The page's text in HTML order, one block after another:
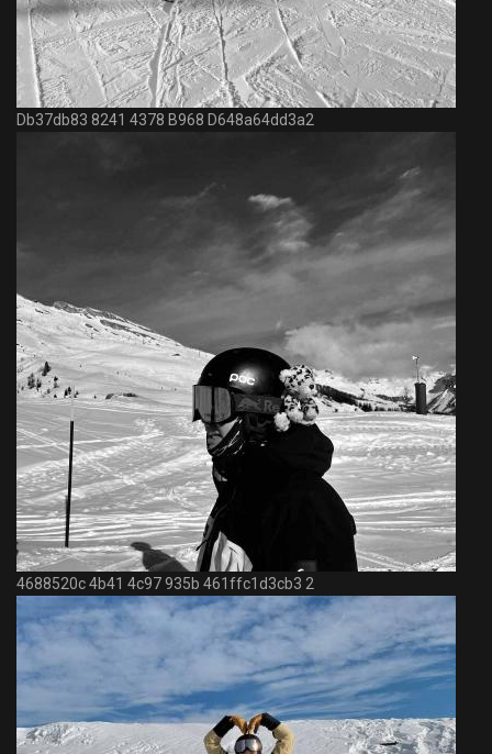
Db37db83 8241 4378 B968 D648a64dd3a2
4688520c 4b41 4c97 935b 461ffc1d3cb3 2